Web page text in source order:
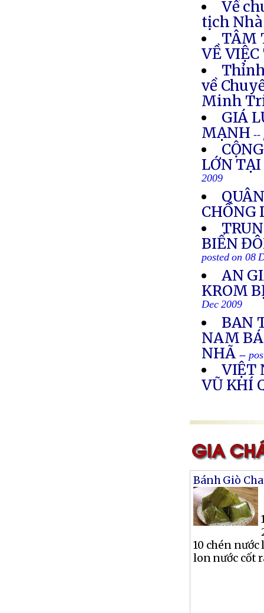
Về
tịch
TÂM
VỀ VIỆC
về
Minh
GIÁ
MẠNH --
LỚN
2009
CHỐNG
BIỂN
posted on 08
AN
KROM
Dec 2009
BAN
NAM
NHÃ --
VIỆT
VŨ KHÍ
Bánh Giò
10 chén nước
lon nước cốt